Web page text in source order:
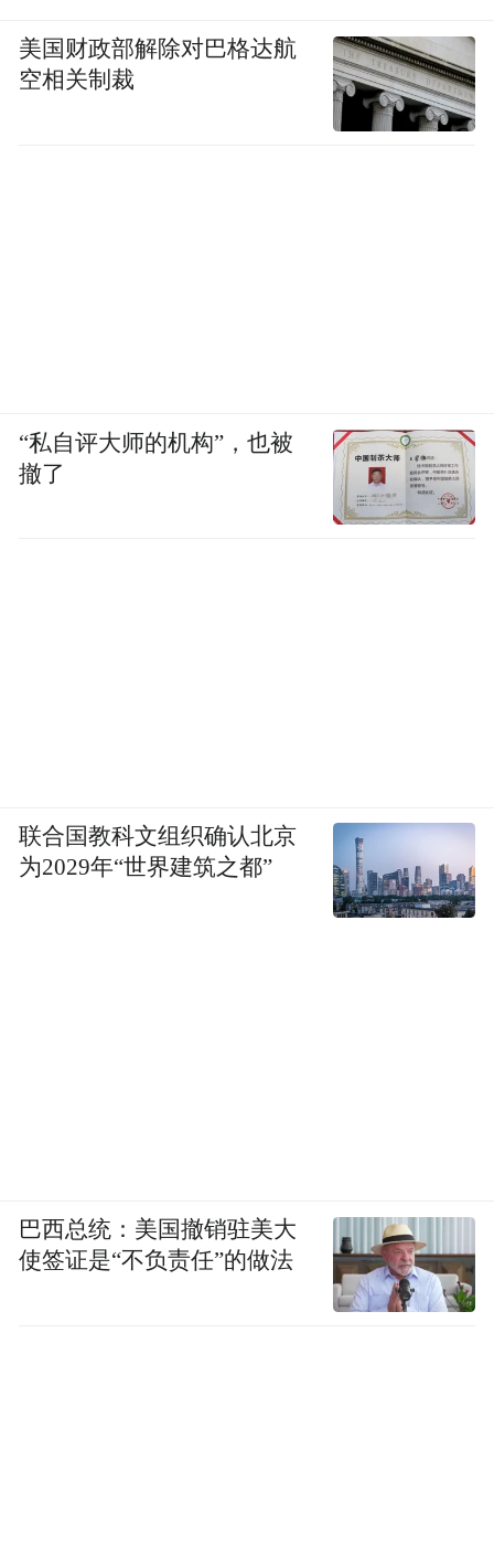
美国财政部解除对巴格达航
空相关制裁
“私自评大师的机构”，也被
撤了
联合国教科文组织确认北京
为2029年“世界建筑之都”
巴西总统：美国撤销驻美大
使签证是“不负责任”的做法